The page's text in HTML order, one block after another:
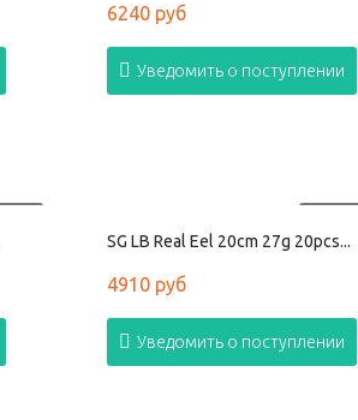
6240 руб
Уведомить о поступлении
SG LB Real Eel 20cm 27g 20pcs...
4910 руб
Уведомить о поступлении